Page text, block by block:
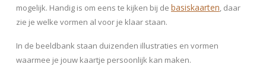
mogelijk. Handig is om eens te kijken bij de basiskaarten, daar
zie je welke vormen al voor je klaar staan.
In de beeldbank staan duizenden illustraties en vormen
waarmee je jouw kaartje persoonlijk kan maken.